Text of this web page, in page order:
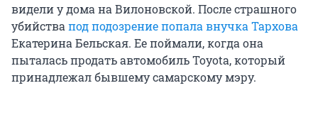
видели у дома на Вилоновской. После страшного
убийства под подозрение попала внучка Тархова
Екатерина Бельская. Ее поймали, когда она
пыталась продать автомобиль Toyota, который
принадлежал бывшему самарскому мэру.